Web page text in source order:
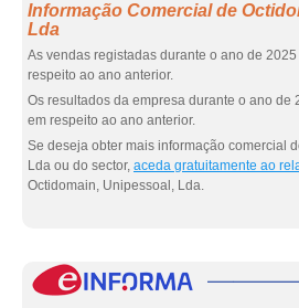
Informação Comercial de
Lda
As vendas registadas durante o ano de
respeito ao ano anterior.
Os resultados da empresa durante o ano de
em respeito ao ano anterior.
Se deseja obter mais informação comercial
Lda ou do sector, aceda gratuitamente ao
Octidomain, Unipessoal, Lda.